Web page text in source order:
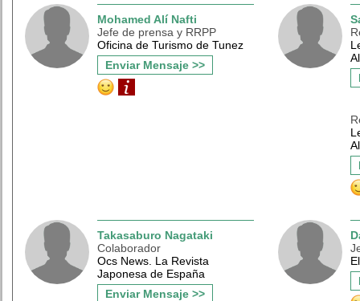
Mohamed Alí Nafti
Jefe de prensa y RRPP
Oficina de Turismo de Tunez
Enviar Mensaje >>
Takasaburo Nagataki
Colaborador
Ocs News. La Revista
Japonesa de España
Enviar Mensaje >>